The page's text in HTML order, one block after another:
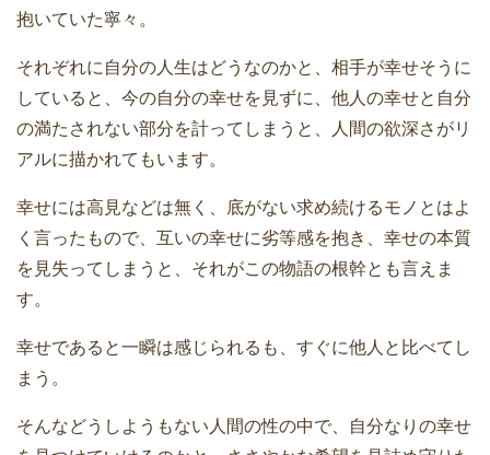
抱いていた寧々。
それぞれに自分の人生はどうなのかと、相手が幸せそうに
していると、今の自分の幸せを見ずに、他人の幸せと自分
の満たされない部分を計ってしまうと、人間の欲深さがリ
アルに描かれてもいます。
幸せには高見などは無く、底がない求め続けるモノとはよ
く言ったもので、互いの幸せに劣等感を抱き、幸せの本質
を見失ってしまうと、それがこの物語の根幹とも言えま
す。
幸せであると一瞬は感じられるも、すぐに他人と比べてし
まう。
そんなどうしようもない人間の性の中で、自分なりの幸せ